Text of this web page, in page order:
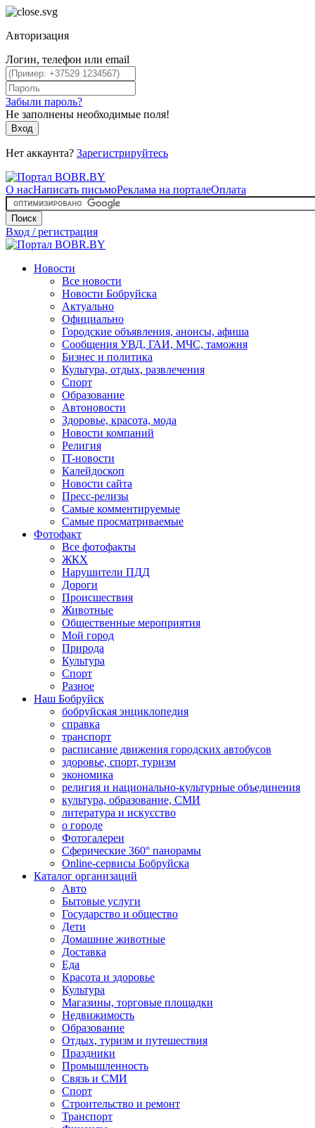
Авторизация
Логин, телефон или email
Забыли пароль?
Не заполнены необходимые поля!
Вход
Нет аккаунта? Зарегистрируйтесь
О насНаписать письмоРеклама на порталеОплата
Поиск
Вход / регистрация
Новости
Все новости
Новости Бобруйска
Актуально
Официально
Городские объявления, анонсы, афиша
Сообщения УВД, ГАИ, МЧС, таможня
Бизнес и политика
Культура, отдых, развлечения
Спорт
Образование
Автоновости
Здоровье, красота, мода
Новости компаний
Религия
IT-новости
Калейдоскоп
Новости сайта
Пресс-релизы
Самые комментируемые
Самые просматриваемые
Фотофакт
Все фотофакты
ЖКХ
Нарушители ПДД
Дороги
Происшествия
Животные
Общественные мероприятия
Мой город
Природа
Культура
Спорт
Разное
Наш Бобруйск
бобруйская энциклопедия
справка
транспорт
расписание движения городских автобусов
здоровье, спорт, туризм
экономика
религия и национально-культурные объединения
культура, образование, СМИ
литература и искусство
о городе
Фотогалереи
Сферические 360° панорамы
Online-сервисы Бобруйска
Каталог организаций
Авто
Бытовые услуги
Государство и общество
Дети
Домашние животные
Доставка
Еда
Красота и здоровье
Культура
Магазины, торговые площадки
Недвижимость
Образование
Отдых, туризм и путешествия
Праздники
Промышленность
Связь и СМИ
Спорт
Строительство и ремонт
Транспорт